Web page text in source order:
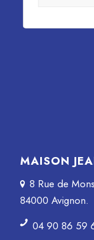
MAISON
8 Rue de Mons
84000 Avignon.
04 90 86 59